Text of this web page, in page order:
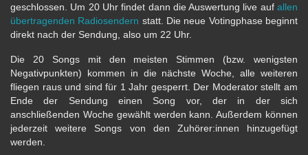
geschlossen. Um 20 Uhr findet dann die Auswertung live auf allen
übertragenden Radiosendern statt. Die neue Votingphase beginnt
direkt nach der Sendung, also um 22 Uhr.
Die 20 Songs mit den meisten Stimmen (bzw. wenigsten
Negativpunkten) kommen in die nächste Woche, alle weiteren
fliegen raus und sind für 1 Jahr gesperrt. Der Moderator stellt am
Ende der Sendung einen Song vor, der in der sich
anschließenden Woche gewählt werden kann. Außerdem können
jederzeit weitere Songs von den Zuhörer:innen hinzugefügt
werden.